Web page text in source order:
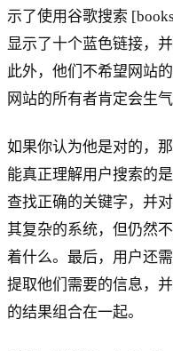
示了使用谷歌搜索
显示了十个蓝色链接，
此外，他们不希望网站
网站的所有者肯定会生气
如果你认为他是对的，
能真正理解用户搜索的
查找正确的关键字，并
其复杂的系统，但仍然
着什么。最后，用户还
提取他们需要的信息，
的结果组合在一起。